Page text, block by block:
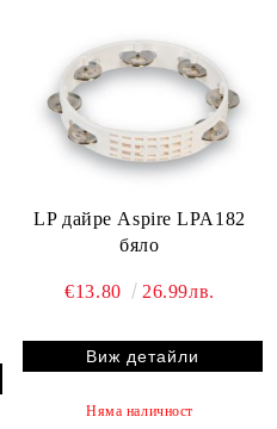
LP дайре Aspire LPA182
бяло
€13.80 26.99лв.
Виж детайли
Няма наличност